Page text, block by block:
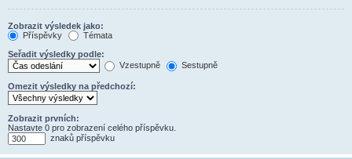
Zobrazit výsledek jako:
Příspěvky
Témata
Seřadit výsledky podle:
Vzestupně
Sestupně
Omezit výsledky na předchozí:
Zobrazit prvních:
Nastavte 0 pro zobrazení celého příspěvku.
znaků příspěvku